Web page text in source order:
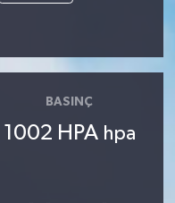
BASINÇ
1002 HPA hpa